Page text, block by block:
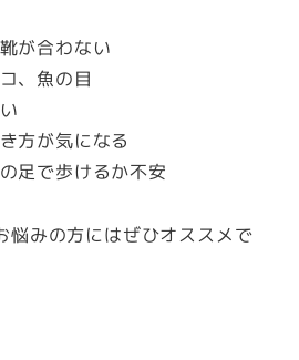
が合わない
、魚の目
方が気になる
足で歩けるか不安
悩みの方にはぜひオススメで